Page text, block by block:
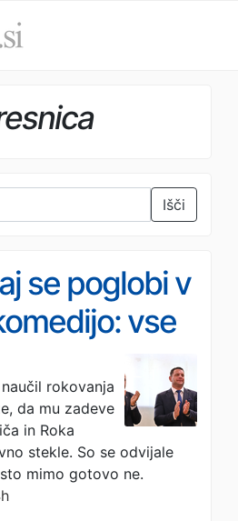
Išči
se poglobi v
vse
in
rokovanja
da mu zadeve
in Roka
stekle. So se odvijale
mimo gotovo ne.